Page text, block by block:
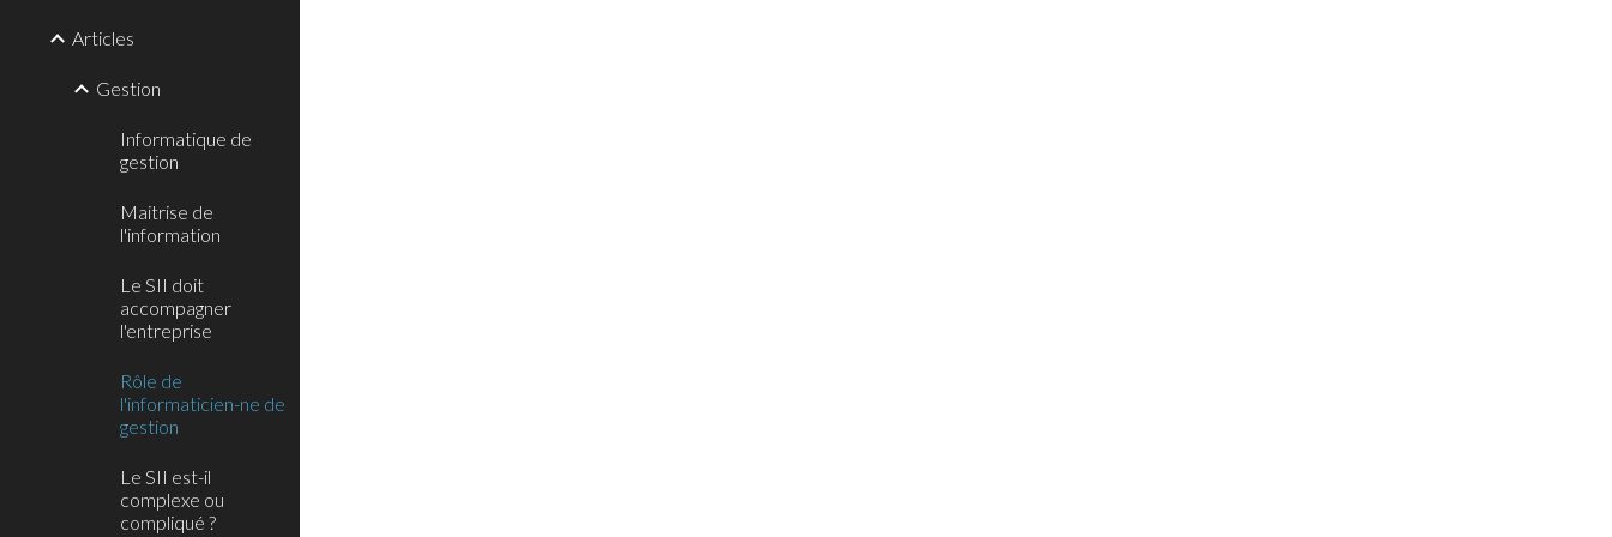
Articles
Gestion
Informatique de
gestion
Maitrise de
l'information
Le SII doit
accompagner
l'entreprise
Rôle de
l'informaticien-ne de
gestion
Le SII est-il
complexe ou
compliqué ?